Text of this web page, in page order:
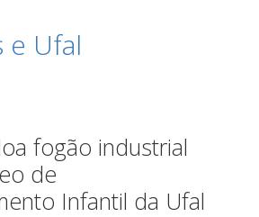
e Ufal
fogão industrial
de
Infantil da Ufal